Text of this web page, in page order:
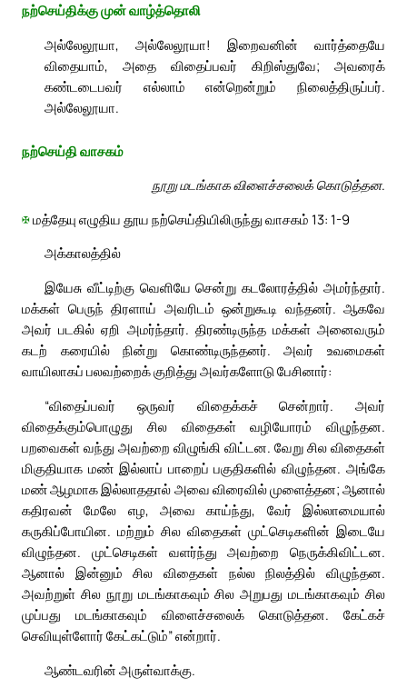
நற்செய்திக்கு முன் வாழ்த்தொலி
அல்லேலூயா, அல்லேலூயா! இறைவனின் வார்த்தையே
விதையாம், அதை விதைப்பவர் கிறிஸ்துவே; அவரைக்
கண்டடைபவர் எல்லாம் என்றென்றும் நிலைத்திருப்பர்.
அல்லேலூயா.
நற்செய்தி வாசகம்
நூறு மடங்காக விளைச்சலைக் கொடுத்தன.
✠மத்தேயு எழுதிய தூய நற்செய்தியிலிருந்து வாசகம் 13: 1-9
அக்காலத்தில்
இயேசு வீட்டிற்கு வெளியே சென்று கடலோரத்தில் அமர்ந்தார்.
மக்கள் பெருந் திரளாய் அவரிடம் ஒன்றுகூடி வந்தனர். ஆகவே
அவர் படகில் ஏறி அமர்ந்தார். திரண்டிருந்த மக்கள் அனைவரும்
கடற் கரையில் நின்று கொண்டிருந்தனர். அவர் உவமைகள்
வாயிலாகப் பலவற்றைக் குறித்து அவர்களோடு பேசினார்:
“விதைப்பவர் ஒருவர் விதைக்கச் சென்றார். அவர்
விதைக்கும்பொழுது சில விதைகள் வழியோரம் விழுந்தன.
பறவைகள் வந்து அவற்றை விழுங்கி விட்டன. வேறு சில விதைகள்
மிகுதியாக மண் இல்லாப் பாறைப் பகுதிகளில் விழுந்தன. அங்கே
மண் ஆழமாக இல்லாததால் அவை விரைவில் முளைத்தன; ஆனால்
கதிரவன் மேலே எழ, அவை காய்ந்து, வேர் இல்லாமையால்
கருகிப்போயின. மற்றும் சில விதைகள் முட்செடிகளின் இடையே
விழுந்தன. முட்செடிகள் வளர்ந்து அவற்றை நெருக்கிவிட்டன.
ஆனால் இன்னும் சில விதைகள் நல்ல நிலத்தில் விழுந்தன.
அவற்றுள் சில நூறு மடங்காகவும் சில அறுபது மடங்காகவும் சில
முப்பது மடங்காகவும் விளைச்சலைக் கொடுத்தன. கேட்கச்
செவியுள்ளோர் கேட்கட்டும்” என்றார்.
ஆண்டவரின் அருள்வாக்கு.